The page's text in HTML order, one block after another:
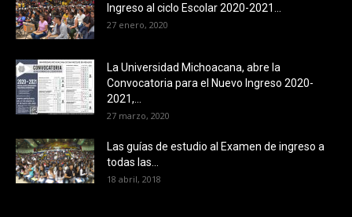
Ingreso al ciclo Escolar 2020-2021...
27 enero, 2020
La Universidad Michoacana, abre la
Convocatoria para el Nuevo Ingreso 2020-
2021,...
27 marzo, 2020
Las guías de estudio al Examen de ingreso a
todas las...
18 abril, 2018